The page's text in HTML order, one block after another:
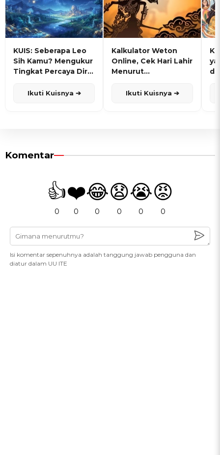
KUIS: Seberapa Leo
Sih Kamu? Mengukur
Tingkat Percaya Diri
Ikuti Kuisnya ➔
Kalkulator Weton
Online, Cek Hari Lahir
Menurut
Ikuti Kuisnya ➔
Komentar
👍
0
❤️
0
😂
0
😧
0
😭
0
😡
0
Isi komentar sepenuhnya adalah tanggung jawab pengguna dan
diatur dalam UU ITE